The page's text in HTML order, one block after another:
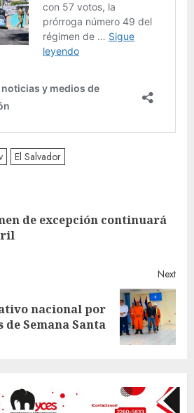
El Salvador
de excepción continuará
Next
nacional por
de Semana Santa